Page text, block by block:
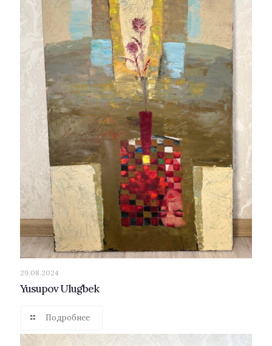
29.08.2024
Yusupov Ulug’bek
Подробнее